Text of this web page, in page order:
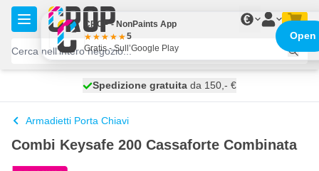
Salta al contenuto
€
spedito oggi
Spedizione gratuita da 150,- €
100 giorni
Armadietti Porta Chiavi
Combi Keysafe 200 Cassaforte Combinata
CROP - NonPaints App
5
Gratis - Sull’Google Play
Open